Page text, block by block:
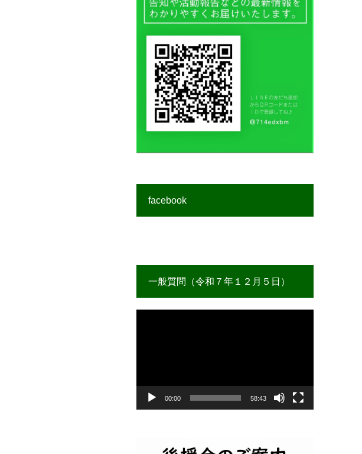
facebook
一般質問（令和７年１２月５日）
00:00 58:43